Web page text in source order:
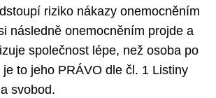
riziko nákazy onemocněním
následně onemocněním projde a
společnost lépe, než osoba po
to jeho PRÁVO dle čl. 1 Listiny
svobod.